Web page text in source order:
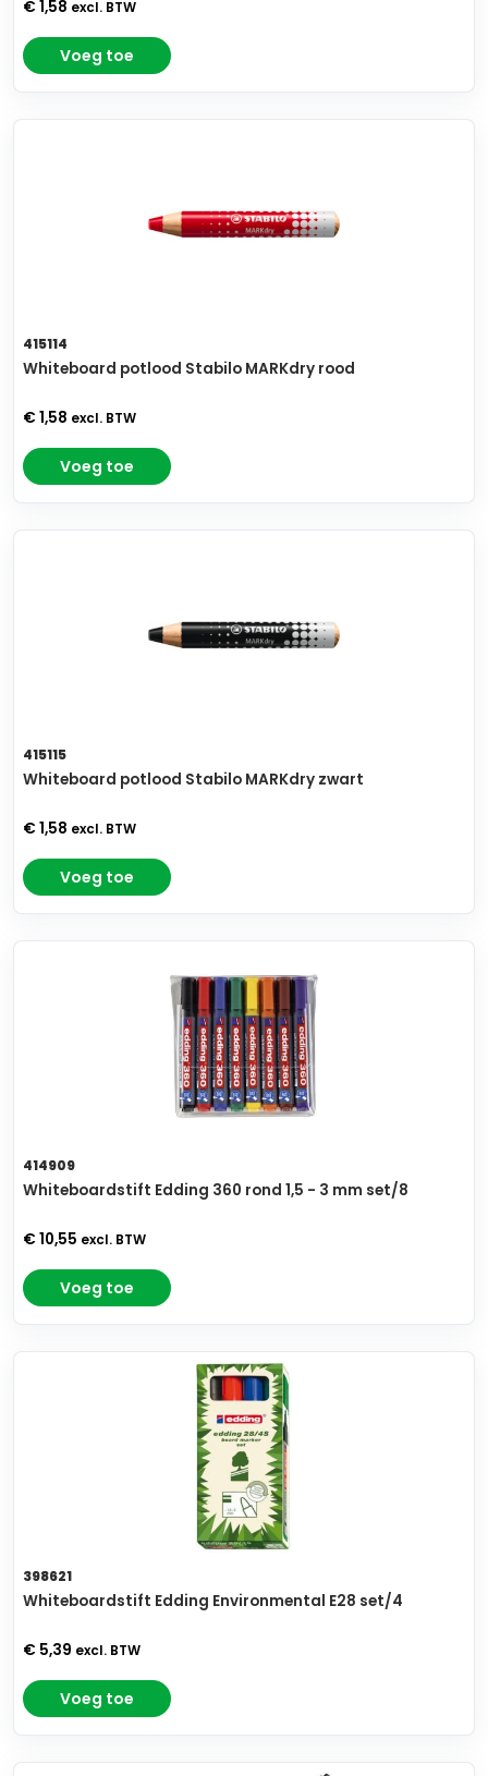
€ 1,58 excl. BTW
Voeg toe
415114
Whiteboard potlood Stabilo MARKdry rood
€ 1,58 excl. BTW
Voeg toe
415115
Whiteboard potlood Stabilo MARKdry zwart
€ 1,58 excl. BTW
Voeg toe
414909
Whiteboardstift Edding 360 rond 1,5 - 3 mm set/8
€ 10,55 excl. BTW
Voeg toe
398621
Whiteboardstift Edding Environmental E28 set/4
€ 5,39 excl. BTW
Voeg toe